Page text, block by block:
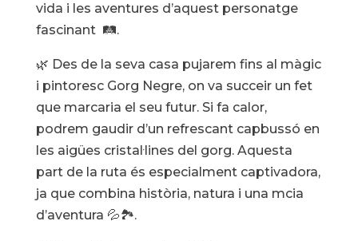
vida i les aventures d’aquest personatge
fascinant 🛤️.
🌿 Des de la seva casa pujarem fins al màgic
i pintoresc Gorg Negre, on va succeir un fet
que marcaria el seu futur. Si fa calor,
podrem gaudir d’un refrescant capbussó en
les aigües cristal·lines del gorg. Aquesta
part de la ruta és especialment captivadora,
ja que combina història, natura i una mcia
d’aventura 💦🏞️.